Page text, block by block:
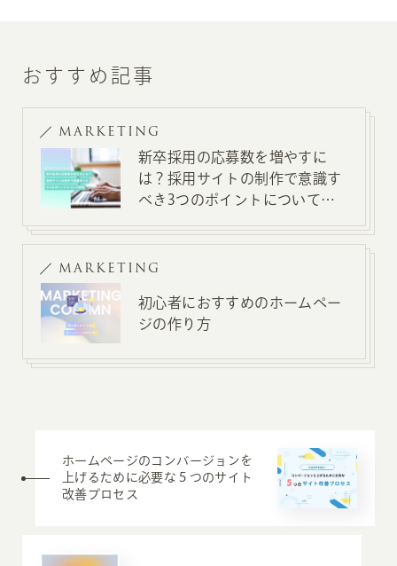
おすすめ記事
MARKETING
新卒採用の応募数を増やすに
は？採用サイトの制作で意識す
べき3つのポイントについて解
MARKETING
初心者におすすめのホームペー
ジの作り方
ホームページのコンバージョンを
上げるために必要な５つのサイト
改善プロセス